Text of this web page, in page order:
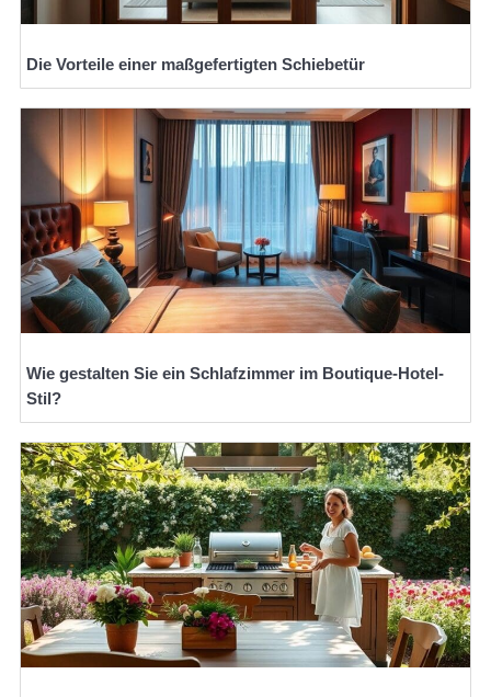
Die Vorteile einer maßgefertigten Schiebetür
Wie gestalten Sie ein Schlafzimmer im Boutique-Hotel-
Stil?